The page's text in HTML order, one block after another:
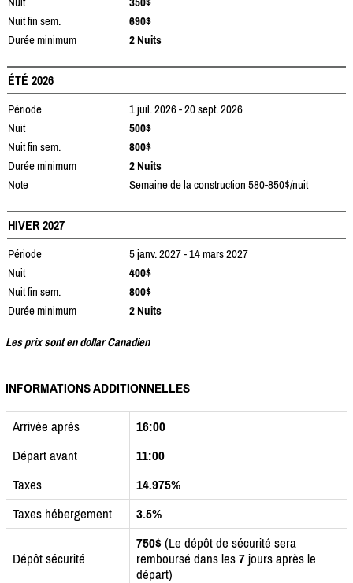
Nuit fin sem.
690$
Durée minimum
2 Nuits
ÉTÉ 2026
Période
1 juil. 2026 - 20 sept. 2026
Nuit
500$
Nuit fin sem.
800$
Durée minimum
2 Nuits
Note
Semaine de la construction 580-850$/nuit
HIVER 2027
Période
5 janv. 2027 - 14 mars 2027
Nuit
400$
Nuit fin sem.
800$
Durée minimum
2 Nuits
Les prix sont en dollar Canadien
INFORMATIONS ADDITIONNELLES
Arrivée après
16:00
Départ avant
11:00
Taxes
14.975%
Taxes hébergement
3.5%
Dépôt sécurité
750$ (Le dépôt de sécurité sera
remboursé dans les 7 jours après le
départ)